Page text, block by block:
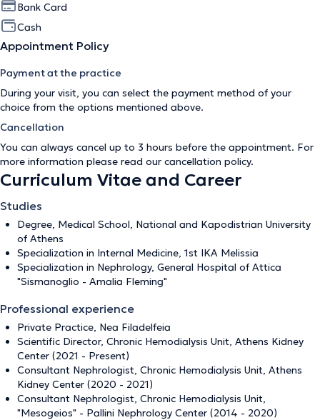
Bank Card
Cash
Appointment Policy
Payment at the practice
During your visit, you can select the payment method of your
choice from the options mentioned above.
Cancellation
You can always cancel up to 3 hours before the appointment. For
more information please read our cancellation policy.
Curriculum Vitae and Career
Studies
Degree, Medical School, National and Kapodistrian University
of Athens
Specialization in Internal Medicine, 1st IKA Melissia
Specialization in Nephrology, General Hospital of Attica
"Sismanoglio - Amalia Fleming"
Professional experience
Private Practice, Nea Filadelfeia
Scientific Director, Chronic Hemodialysis Unit, Athens Kidney
Center (2021 - Present)
Consultant Nephrologist, Chronic Hemodialysis Unit, Athens
Kidney Center (2020 - 2021)
Consultant Nephrologist, Chronic Hemodialysis Unit,
"Mesogeios" - Pallini Nephrology Center (2014 - 2020)